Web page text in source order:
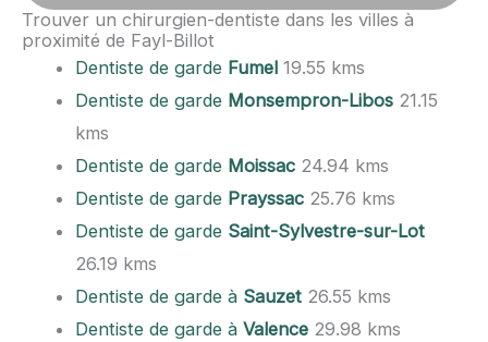
Trouver un chirurgien-dentiste dans les villes à
proximité de Fayl-Billot
Dentiste de garde Fumel 19.55 kms
Dentiste de garde Monsempron-Libos 21.15
kms
Dentiste de garde Moissac 24.94 kms
Dentiste de garde Prayssac 25.76 kms
Dentiste de garde Saint-Sylvestre-sur-Lot
26.19 kms
Dentiste de garde à Sauzet 26.55 kms
Dentiste de garde àValence 29.98 kms